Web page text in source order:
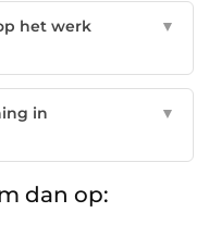
het werk
▼
in
▼
dan op: